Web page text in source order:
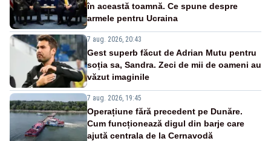
în această toamnă. Ce spune despre
armele pentru Ucraina
7 aug. 2026, 20:43
Gest superb făcut de Adrian Mutu pentru
soția sa, Sandra. Zeci de mii de oameni au
văzut imaginile
7 aug. 2026, 19:45
Operațiune fără precedent pe Dunăre.
Cum funcționează digul din barje care
ajută centrala de la Cernavodă